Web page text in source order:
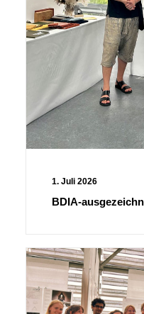
1. Juli 2026
BDIA-